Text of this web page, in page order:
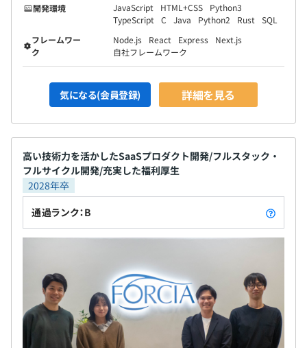
年度末に収益に応じた額を支給対象者で360度評価を行い
ます。「支給対象者が30名いた場合、●万円をどのように
分配しますか？」というサーベイを行い、比率を見て支給
金額を決定するユニークな制度です。高評価を得る方は、
1. SaaS事業開発ユニット
当社のSaaSプロダクト「ウェブコネクト」の新規機能開
発や品質・効率向上を担当します。
・技術的創造性の発揮：外部連携設計やDB設計など、サ
ービスの根幹に関わる技術設計
・SaaSの品質と効率の向上：ツール開発やリファクタリ
ングを通じた運用コストの削減
プロイ・テスト、CI/CD構築
2. ソリューション事業開発ユニット
当社の技術基盤「Spook」をコアとする、お客様個別の
課題解決に向けたシステムの開発を担当します。
開発環境
JavaScript HTML+CSS
Python3
TypeScript
C Java Python2 Rust
SQL
フレームワー
ク
Node.js React Express
Next.js
自社フレームワーク
気になる(会員登録) 詳細を見る
高い技術力を活かしたSaaSプロダクト開発/フルスタック・
フルサイクル開発/充実した福利厚生
2028年卒
通過ランク：B